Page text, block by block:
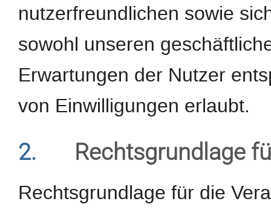
nutzerfreundlichen sowie
sowohl unseren
Erwartungen der Nutzer
von Einwilligungen erlaubt.
2. Rechtsgrundlage
Rechtsgrundlage für die